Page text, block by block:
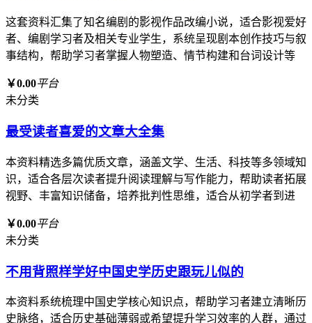
这套资料汇集了知名编剧的影视作品改编小说，适合影视爱好
者、编剧学习者及相关专业学生，系统呈现剧本创作技巧与叙
事结构，帮助学习者掌握人物塑造、情节构建和台词设计等
￥0.00平台
未分类
最受读者喜爱的文章大全集
本资料精选多篇优质文章，涵盖文学、生活、科技等多领域知
识，适合各层次读者提升阅读理解与写作能力，帮助读者拓展
视野、丰富知识储备，培养批判性思维，适合从初学者到进
￥0.00平台
未分类
不用背照样学好中国史学历史跟玩儿似的
本资料系统梳理中国史学核心知识点，帮助学习者建立清晰历
史脉络，适合历史基础薄弱或希望提升学习效率的人群，通过